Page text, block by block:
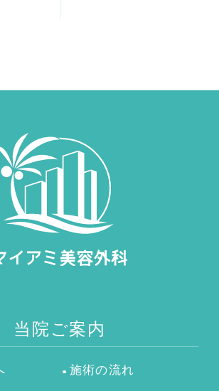
当院ご案内
施術の流れ